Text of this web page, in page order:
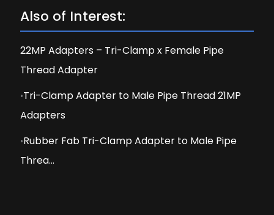
Also of Interest:
22MP Adapters – Tri-Clamp x Female Pipe
Thread Adapter
Tri-Clamp Adapter to Male Pipe Thread 21MP
Adapters
Rubber Fab Tri-Clamp Adapter to Male Pipe
Threa...